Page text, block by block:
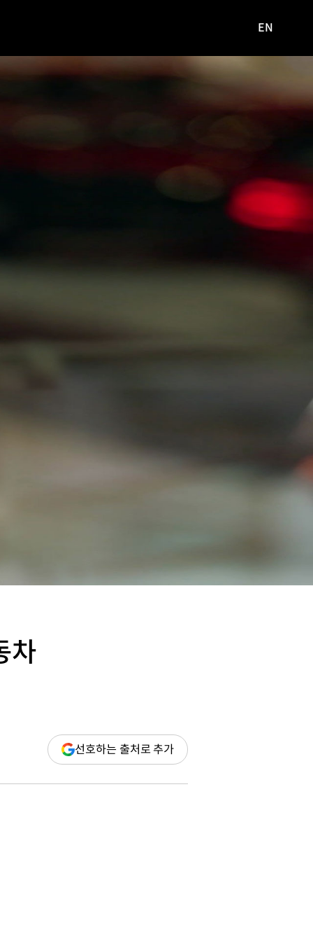
사이트로
EN
차
선호하는 출처로 추가(새
창
열림)